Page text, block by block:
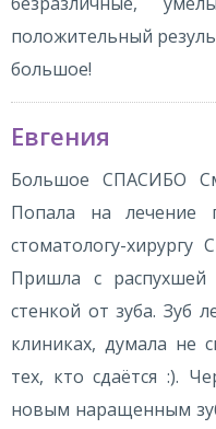
положительный
большое!
Евгения
Большое СПАСИБО
Попала на лечение
стоматологу-хирургу
Пришла с
стенкой от зуба. Зуб
клиниках, думала не
тех, кто сдаётся :).
новым наращенным